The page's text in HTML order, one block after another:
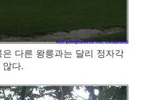
다른 왕릉과는 달리 정자각
않다.